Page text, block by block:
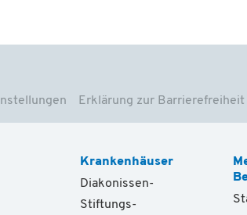
Erklärung zur Barrierefreiheit
Krankenhäuser
Diakonissen-
Stiftungs-